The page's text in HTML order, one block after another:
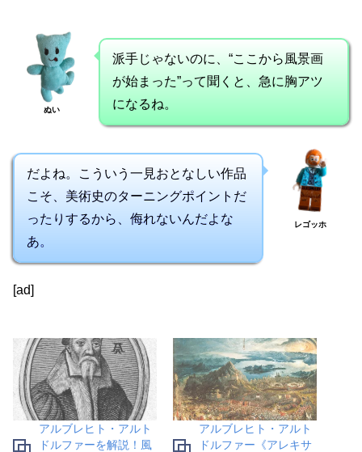
ぬい
派手じゃないのに、“ここから風景画
が始まった”って聞くと、急に胸アツ
になるね。
だよね。こういう一見おとなしい作品
こそ、美術史のターニングポイントだ
ったりするから、侮れないんだよな
あ。
レゴッホ
[ad]
アルブレヒト・アルト
ドルファーを解説！風
アルブレヒト・アルト
ドルファー《アレキサ